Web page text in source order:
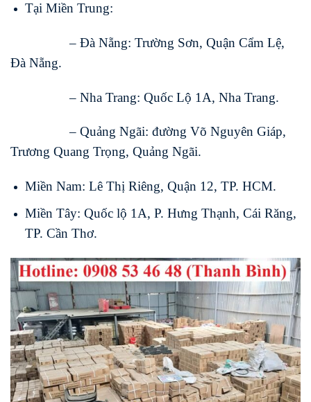
Tại Miền Trung:
– Đà Nẵng: Trường Sơn, Quận Cẩm Lệ,
Đà Nẵng.
– Nha Trang: Quốc Lộ 1A, Nha Trang.
– Quảng Ngãi: đường Võ Nguyên Giáp,
Trương Quang Trọng, Quảng Ngãi.
Miền Nam: Lê Thị Riêng, Quận 12, TP. HCM.
Miền Tây: Quốc lộ 1A, P. Hưng Thạnh, Cái Răng,
TP. Cần Thơ.